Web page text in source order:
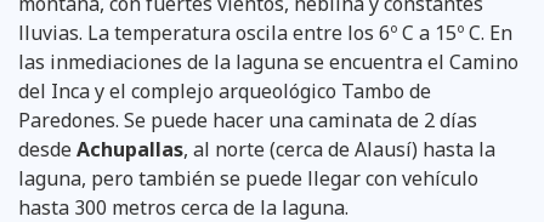
lluvias. La temperatura oscila entre los 6º C a 15º C. En
las inmediaciones de la laguna se encuentra el Camino
del Inca y el complejo arqueológico Tambo de
Paredones. Se puede hacer una caminata de 2 días
desdeAchupallas, al norte (cerca de Alausí) hasta la
laguna, pero también se puede llegar con vehículo
hasta 300 metros cerca de la laguna.